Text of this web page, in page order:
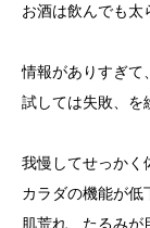
お酒は飲んでも太
情報がありすぎて、
試しては失敗、を
我慢してせっかく
カラダの機能が低
肌荒れ、たるみが